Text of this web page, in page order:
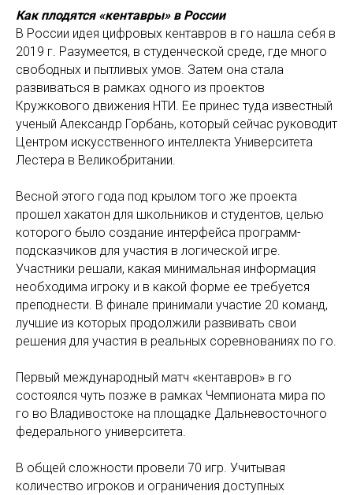
Как плодятся «кентавры» в России
В России идея цифровых кентавров в го нашла себя в
2019 г. Разумеется, в студенческой среде, где много
свободных и пытливых умов. Затем она стала
развиваться в рамках одного из проектов
Кружкового движения НТИ. Ее принес туда известный
ученый Александр Горбань, который сейчас руководит
Центром искусственного интеллекта Университета
Лестера в Великобритании.
Весной этого года под крылом того же проекта
прошел хакатон для школьников и студентов, целью
которого было создание интерфейса программ-
подсказчиков для участия в логической игре.
Участники решали, какая минимальная информация
необходима игроку и в какой форме ее требуется
преподнести. В финале принимали участие 20 команд,
лучшие из которых продолжили развивать свои
решения для участия в реальных соревнованиях по го.
Первый международный матч «кентавров» в го
состоялся чуть позже в рамках Чемпионата мира по
го во Владивостоке на площадке Дальневосточного
федерального университета.
В общей сложности провели 70 игр. Учитывая
количество игроков и ограничения доступных